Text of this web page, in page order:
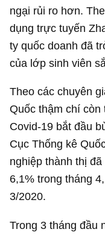
ngại rủi ro hơn.
dụng trực tuyến
ty quốc doanh đã
của lớp sinh viên
Theo các chuyên
Quốc thậm chí
Covid-19 bắt đầu
Cục Thống kê
nghiệp thành thị
6,1% trong tháng
3/2020.
Trong 3 tháng đầu